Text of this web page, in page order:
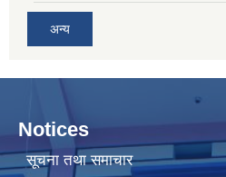
अन्य
Notices
सूचना तथा समाचार